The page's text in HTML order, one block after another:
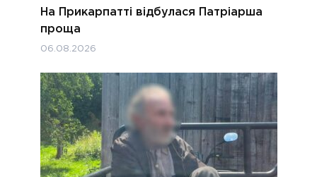
На Прикарпатті відбулася Патріарша
проща
06.08.2026